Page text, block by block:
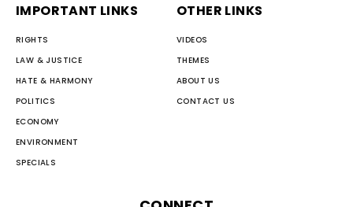
IMPORTANT LINKS
RIGHTS
LAW & JUSTICE
HATE & HARMONY
POLITICS
ECONOMY
ENVIRONMENT
SPECIALS
OTHER LINKS
VIDEOS
THEMES
ABOUT US
CONTACT US